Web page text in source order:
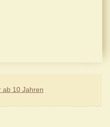
ab 10 Jahren